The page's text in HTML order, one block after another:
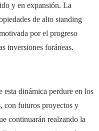
y en expansión. La
de alto standing
por el progreso
inversiones foráneas.
esta dinámica perdure en los
con futuros proyectos y
continuarán realzando la